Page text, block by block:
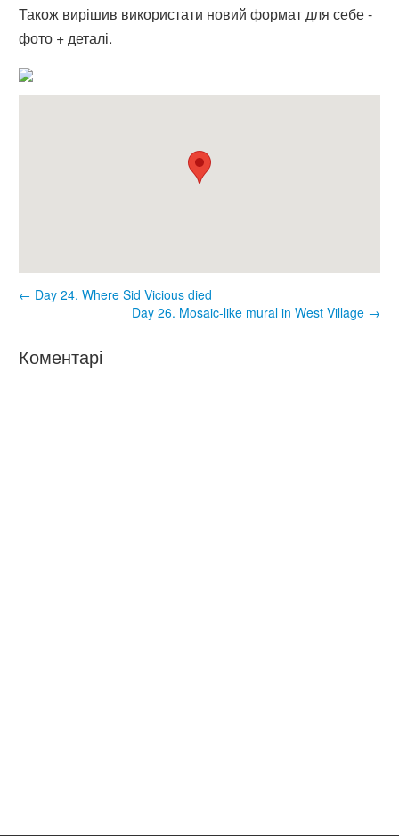
Також вирішив використати новий формат для себе -
фото + деталі.
← Day 24. Where Sid Vicious died
Day 26. Mosaic-like mural in West Village →
Коментарі